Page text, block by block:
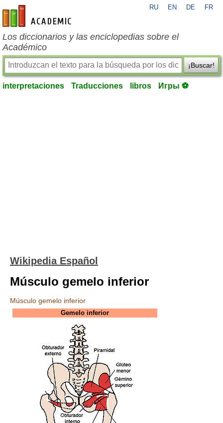
es-academic.com
RU EN DE FR
Los diccionarios y las enciclopedias sobre el
Académico
¡Buscar!
interpretaciones Traducciones libros Игры ⚽
Wikipedia Español
Músculo gemelo inferior
Músculo gemelo inferior
Gemelo inferior